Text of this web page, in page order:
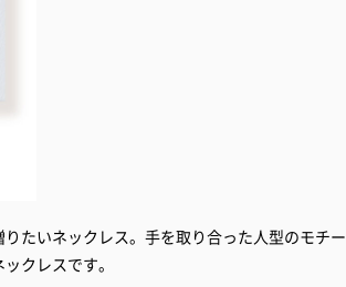
たいネックレス。手を取り合った人型のモチー
クレスです。